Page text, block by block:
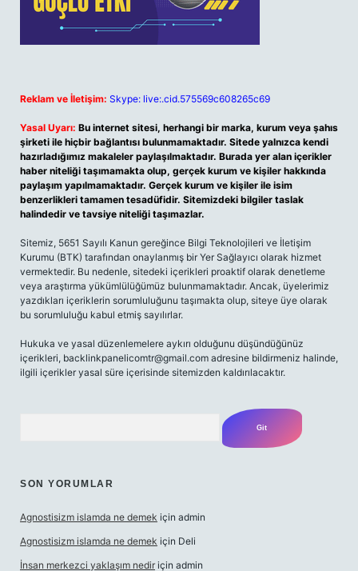
Reklam ve İletişim: Skype: live:.cid.575569c608265c69
Yasal Uyarı: Bu internet sitesi, herhangi bir marka, kurum veya şahıs
şirketi ile hiçbir bağlantısı bulunmamaktadır. Sitede yalnızca kendi
hazırladığımız makaleler paylaşılmaktadır. Burada yer alan içerikler
haber niteliği taşımamakta olup, gerçek kurum ve kişiler hakkında
paylaşım yapılmamaktadır. Gerçek kurum ve kişiler ile isim
benzerlikleri tamamen tesadüfidir. Sitemizdeki bilgiler taslak
halindedir ve tavsiye niteliği taşımazlar.
Sitemiz, 5651 Sayılı Kanun gereğince Bilgi Teknolojileri ve İletişim
Kurumu (BTK) tarafından onaylanmış bir Yer Sağlayıcı olarak hizmet
vermektedir. Bu nedenle, sitedeki içerikleri proaktif olarak denetleme
veya araştırma yükümlülüğümüz bulunmamaktadır. Ancak, üyelerimiz
yazdıkları içeriklerin sorumluluğunu taşımakta olup, siteye üye olarak
bu sorumluluğu kabul etmiş sayılırlar.
Hukuka ve yasal düzenlemelere aykırı olduğunu düşündüğünüz
içerikleri, backlinkpanelicomtr@gmail.com adresine bildirmeniz halinde,
ilgili içerikler yasal süre içerisinde sitemizden kaldırılacaktır.
SON YORUMLAR
Agnostisizm islamda ne demek için admin
Agnostisizm islamda ne demek için Deli
İnsan merkezci yaklaşım nedir için admin